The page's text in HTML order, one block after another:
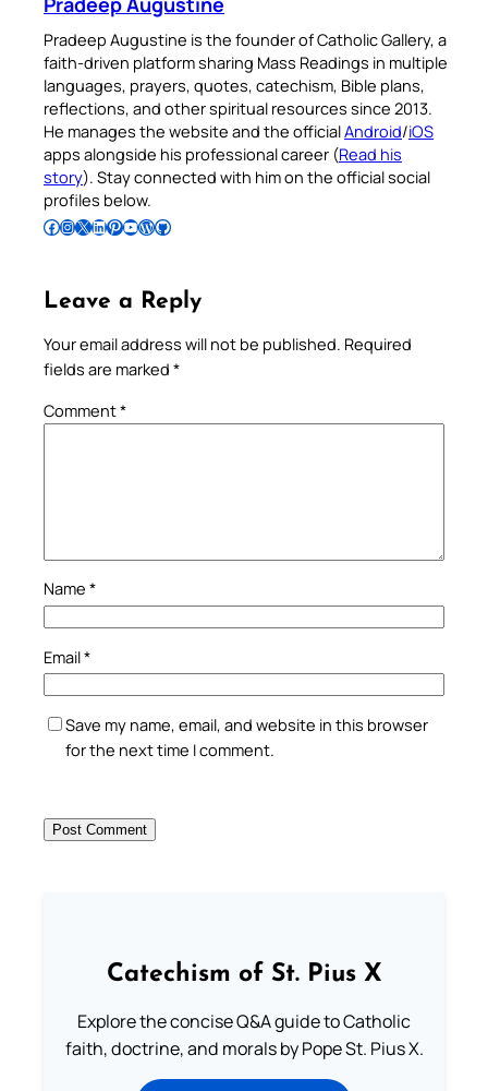
Pradeep Augustine is the founder of Catholic Gallery, a
faith-driven platform sharing Mass Readings in multiple
languages, prayers, quotes, catechism, Bible plans,
reflections, and other spiritual resources since 2013.
He manages the website and the officialAndroid/iOS
apps alongside his professional career (Read his
story). Stay connected with him on the official social
profiles below.
Follow Pradeep on Facebook Follow Pradeep on InstagramFollow Pradeep on X Follow Pradeep on LinkedIn Follow Pradeep on Pinterest Subscribe to Pradeep’s Youtube Channel Follow Pradeep on WordPress Follow Pradeep on GitHub
Leave a Reply
Your email address will not be published. Required
fields are marked *
Comment*
Name *
Email*
Save my name, email, and website in this browser
for the next time I comment.
Catechism of St. Pius X
Explore the concise Q&A guide to Catholic
faith, doctrine, and morals by Pope St. Pius X.